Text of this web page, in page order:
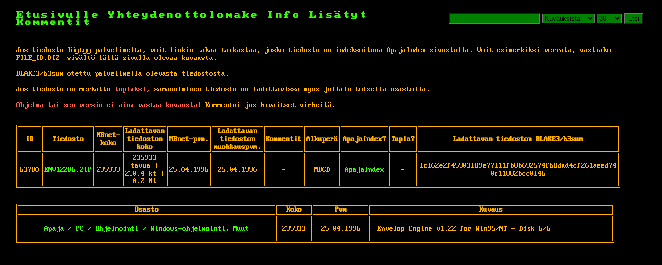
Etusivulle Yhteydenottolomake Info
Lisätyt
Kommentit
Etsi
Jos tiedosto löytyy palvelimelta, voit linkin takaa tarkastaa, josko tiedosto on indeksoituna ApajaIndex-sivustolla. Voit esimerkiksi verrata, vastaako
FILE_ID.DIZ -sisältö tällä sivulla olevaa kuvausta.
BLAKE3/b3sum otettu palvelimella olevasta tiedostosta.
Jos tiedosto on merkattu tuplaksi,
samanniminen tiedosto on ladattavissa myös jollain toisella osastolla.
Ohjelma tai sen versio ei aina vastaa kuvausta!
Kommentoi jos havaitset virheitä.
ID Tiedosto
MBnet-
koko
Ladattavan
tiedoston
koko
MBnet-pvm.
Ladattavan
tiedoston
muokkauspvm.
Kommentit Alkuperä ApajaIndex? Tupla? Ladattavan tiedoston BLAKE3/b3sum
63780 ENV122D6.ZIP 235933
235933
tavua |
230.4 kt |
0.2 Mt
25.04.1996 25.04.1996 - MBCD ApajaIndex -
1c162e2f45903189e77111fb8b692574fb8dad4cf261aeed74
0c11882bcc0146
Osasto Koko Pvm Kuvaus
Apaja / PC / Ohjelmointi / Windows-ohjelmointi, Muut 235933 25.04.1996 Envelop Engine v1.22 for Win95/NT - Disk 6/6